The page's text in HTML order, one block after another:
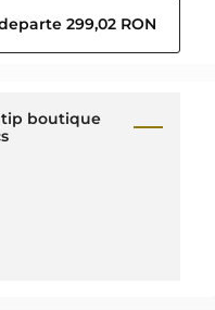
299,02 RON
tip boutique